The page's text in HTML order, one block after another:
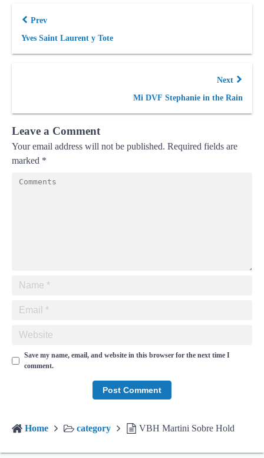
Prev
Yves Saint Laurent y Tote
Next
Mi DVF Stephanie in the Rain
Leave a Comment
Your email address will not be published. Required fields are
marked *
Save my name, email, and website in this browser for the next time I
comment.
Home category VBH Martini Sobre Hold